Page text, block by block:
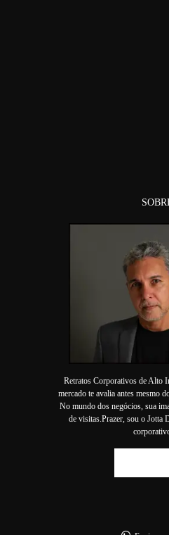
Retratos Corporativos de Alto
mercado te avalia antes mesmo
No mundo dos negócios, sua
de visitas.Prazer, sou o Jotta